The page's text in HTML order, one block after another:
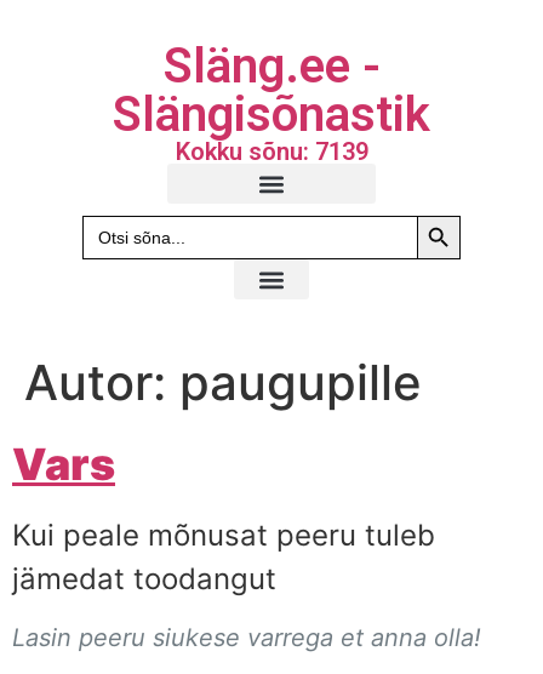
Släng.ee -
Slängisõnastik
Kokku sõnu: 7139
Search
for:
Search
Autor: paugupille
Vars
Kui peale mõnusat peeru tuleb
jämedat toodangut
Lasin peeru siukese varrega et anna olla!